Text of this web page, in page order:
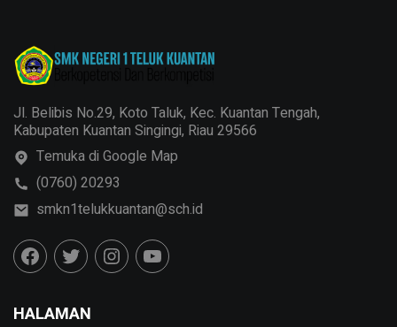
Jl. Belibis No.29, Koto Taluk, Kec. Kuantan Tengah,
Kabupaten Kuantan Singingi, Riau 29566
Temuka di Google Map
(0760) 20293
smkn1telukkuantan@sch.id
HALAMAN